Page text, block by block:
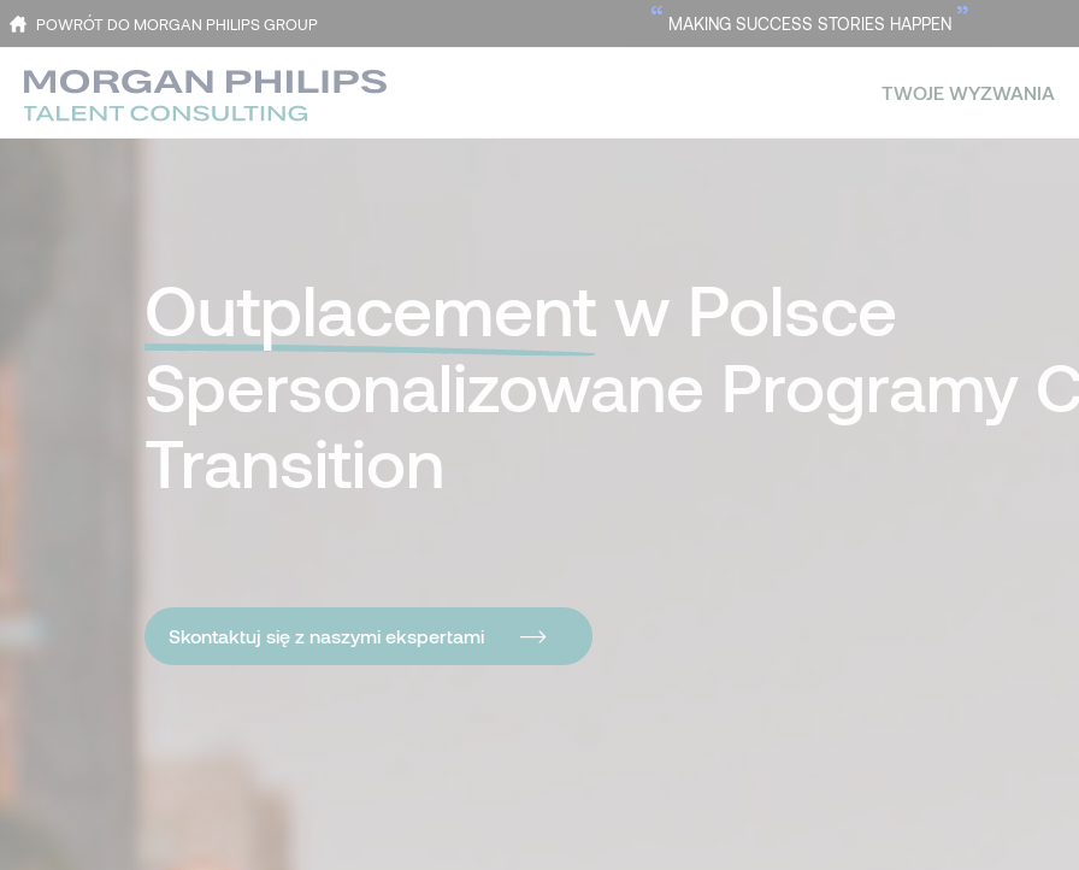
POWRÓT DO MORGAN PHILIPS GROUP “ MAKING SUCCESS STORIES HAPPEN ”
TWOJE WYZWANIA
Outplacement w Polsce
Spersonalizowane Programy
Transition
Skontaktuj się z naszymi ekspertami